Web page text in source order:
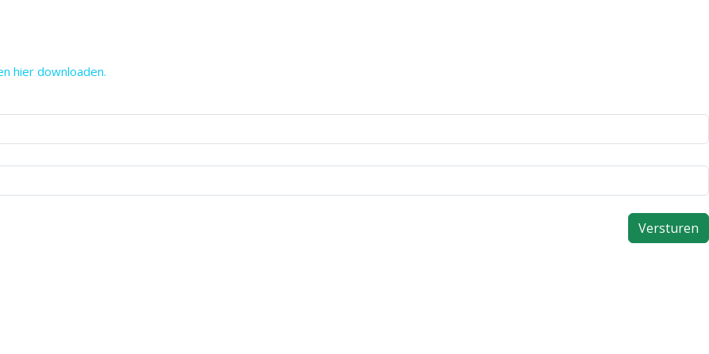
hier downloaden.